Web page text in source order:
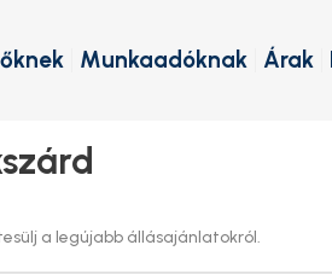
Árak
Munkaadóknak
a legújabb állásajánlatokról.